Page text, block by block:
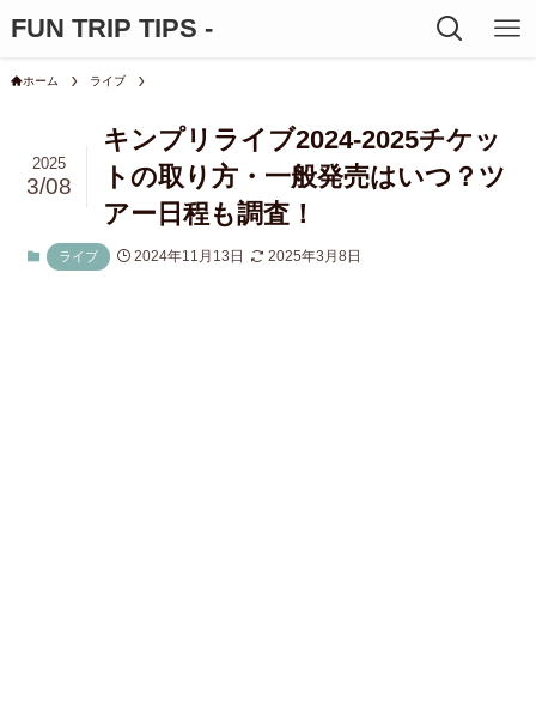
FUN TRIP TIPS -
ホーム ライブ
キンプリライブ2024-2025チケッ
トの取り方・一般発売はいつ？ツ
アー日程も調査！
2025
3/08
ライブ 2024年11月13日 2025年3月8日